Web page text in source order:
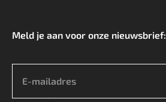
Meld je aan voor onze nieuwsbrief: